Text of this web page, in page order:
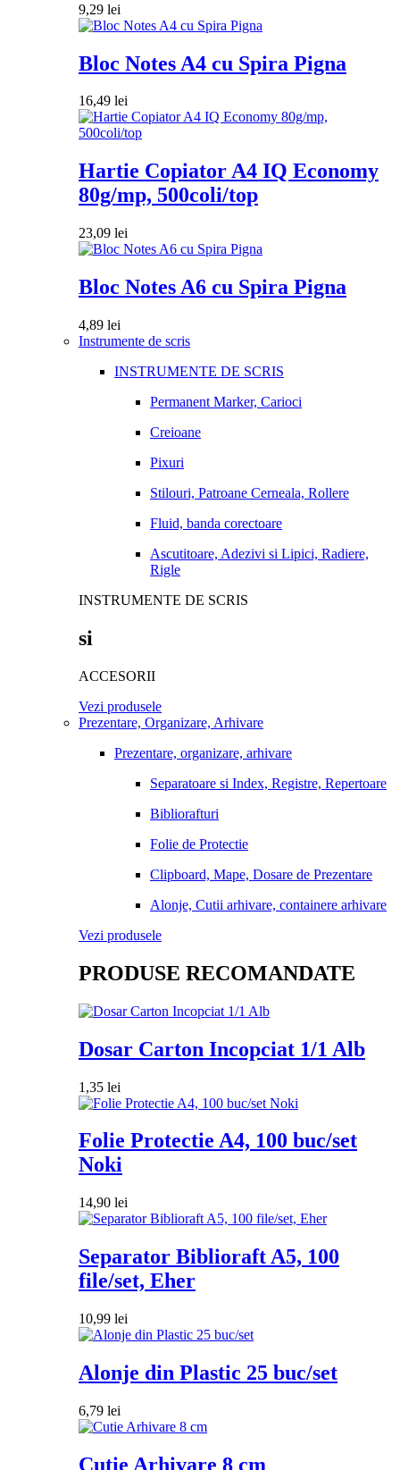
9,29 lei
Bloc Notes A4 cu Spira Pigna
16,49 lei
Hartie Copiator A4 IQ Economy
80g/mp, 500coli/top
23,09 lei
Bloc Notes A6 cu Spira Pigna
4,89 lei
Instrumente de scris
INSTRUMENTE DE SCRIS
Permanent Marker, Carioci
Creioane
Pixuri
Stilouri, Patroane Cerneala, Rollere
Fluid, banda corectoare
Ascutitoare, Adezivi si Lipici, Radiere,
Rigle
INSTRUMENTE DE SCRIS
si
ACCESORII
Vezi produsele
Prezentare, Organizare, Arhivare
Prezentare, organizare, arhivare
Separatoare si Index, Registre, Repertoare
Bibliorafturi
Folie de Protectie
Clipboard, Mape, Dosare de Prezentare
Alonje, Cutii arhivare, containere arhivare
Vezi produsele
PRODUSE RECOMANDATE
Dosar Carton Incopciat 1/1 Alb
1,35 lei
Folie Protectie A4, 100 buc/set
Noki
14,90 lei
Separator Biblioraft A5, 100
file/set, Eher
10,99 lei
Alonje din Plastic 25 buc/set
6,79 lei
Cutie Arhivare 8 cm